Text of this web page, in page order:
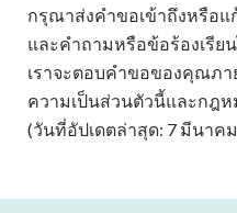
กรุณาส่งคำขอเข้าถึงหรือ
และคำถามหรือข้อร้องเรีย
เราจะตอบคำขอของคุณภา
ความเป็นส่วนตัวนี้และกฎ
(วันที่อัปเดตล่าสุด: 7 มีนาค